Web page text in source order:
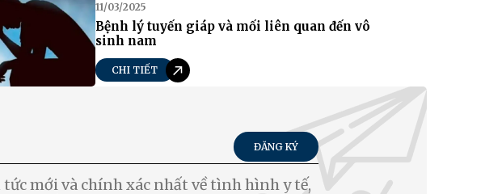
11/03/2025
Bệnh lý tuyến giáp và mối liên quan đến vô
sinh nam
CHI TIẾT
ĐĂNG KÝ
tức mới và chính xác nhất về tình hình y tế,